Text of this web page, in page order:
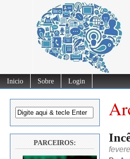
Inicio Sobre Login
PARCEIROS: